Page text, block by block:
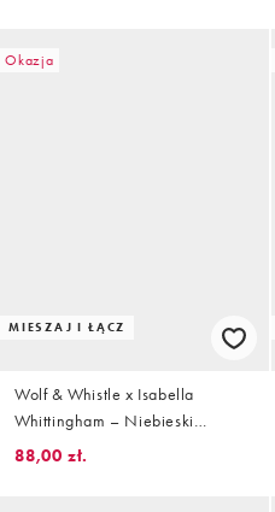
Okazja
MIESZAJ I ŁĄCZ
Wolf & Whistle x Isabella
Whittingham – Niebieski
fakturowany dół od bikini z
88,00 zł.